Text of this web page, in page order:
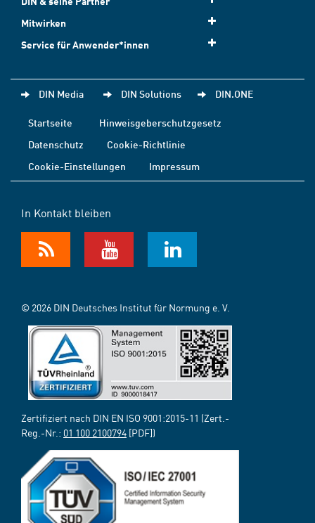
Mitwirken
Service für Anwender*innen
DIN Media DIN Solutions DIN.ONE
Startseite
Hinweisgeberschutzgesetz
Datenschutz
Cookie-Richtlinie
Cookie-Einstellungen
Impressum
In Kontakt bleiben
© 2026 DIN Deutsches Institut für Normung e. V.
Zertifiziert nach DIN EN ISO 9001:2015-11 (Zert.-
Reg.-Nr.: 01 100 2100794 [PDF])